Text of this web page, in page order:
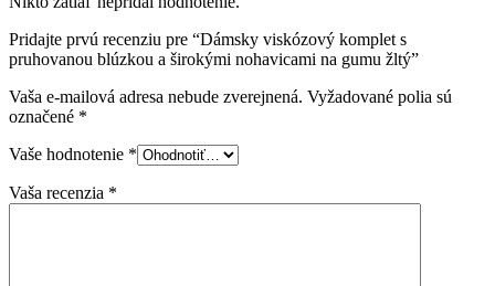
Pridajte prvú recenziu pre “Dámsky viskózový komplet s
pruhovanou blúzkou a širokými nohavicami na gumu žltý”
Vaša e-mailová adresa nebude zverejnená. Vyžadované polia sú
označené *
Vaše hodnotenie *
Vaša recenzia *